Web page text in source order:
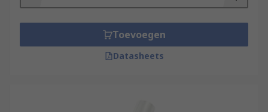
Toevoegen
Datasheets